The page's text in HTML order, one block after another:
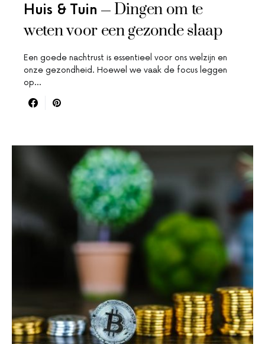
Huis & Tuin
Dingen om te
weten voor een gezonde slaap
Een goede nachtrust is essentieel voor ons welzijn en
onze gezondheid. Hoewel we vaak de focus leggen
op…